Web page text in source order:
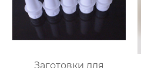
Заготовки для